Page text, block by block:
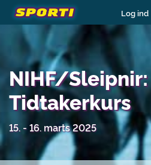
Log ind
NIHF/Sleipnir:
Tidtakerkurs
15. - 16. marts 2025